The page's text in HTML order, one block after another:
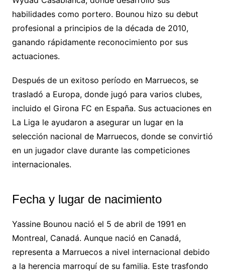
habilidades como portero. Bounou hizo su debut
profesional a principios de la década de 2010,
ganando rápidamente reconocimiento por sus
actuaciones.
Después de un exitoso período en Marruecos, se
trasladó a Europa, donde jugó para varios clubes,
incluido el Girona FC en España. Sus actuaciones en
La Liga le ayudaron a asegurar un lugar en la
selección nacional de Marruecos, donde se convirtió
en un jugador clave durante las competiciones
internacionales.
Fecha y lugar de nacimiento
Yassine Bounou nació el 5 de abril de 1991 en
Montreal, Canadá. Aunque nació en Canadá,
representa a Marruecos a nivel internacional debido
a la herencia marroquí de su familia. Este trasfondo